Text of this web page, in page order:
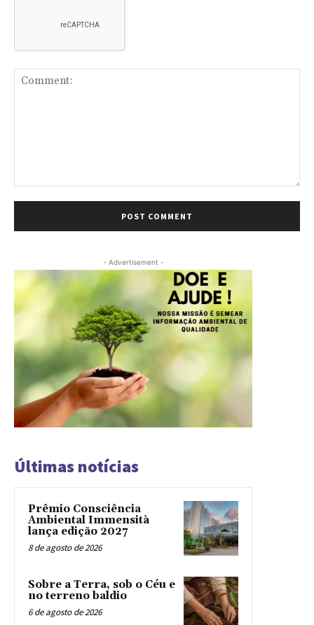
- Advertisement -
Últimas notícias
Prêmio Consciência
Ambiental Immensità
lança edição 2027
8 de agosto de 2026
Sobre a Terra, sob o Céu e
no terreno baldio
6 de agosto de 2026